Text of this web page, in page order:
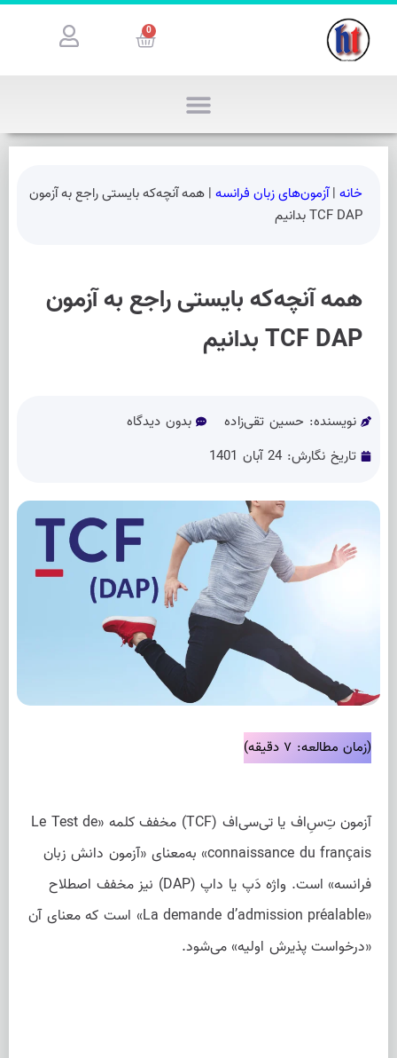
0
خانه|آزمون‌های زبان فرانسه| همه آنچه‌که بایستی راجع به آزمون
TCF DAP بدانیم
همه آنچه‌که بایستی راجع به آزمون
TCF DAP بدانیم
نویسنده: حسین تقی‌زاده
بدون دیدگاه
تاریخ نگارش: 24 آبان 1401
(زمان مطالعه: ۷ دقیقه)
آزمون تِ‌سِ‌اف یا تی‌سی‌اف (TCF) مخفف کلمه «Le Test de
connaissance du français» به‌معنای «آزمون دانش زبان
فرانسه» است. واژه دَپ یا داپ (DAP) نیز مخفف اصطلاح
«La demande d’admission préalable» است که معنای آن
«درخواست پذیرش اولیه» می‌شود.